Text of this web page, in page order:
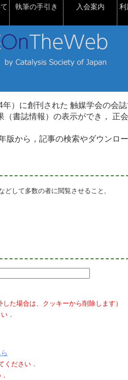
執筆の手引き 入会案内 利
）に創刊された 触媒学会の会誌
書誌情報）の表示ができ， 正
から，記事の検索やダウンロ
どして多数の者に閲覧させること,
た場合は、クッキーから削除します）
．
ください．